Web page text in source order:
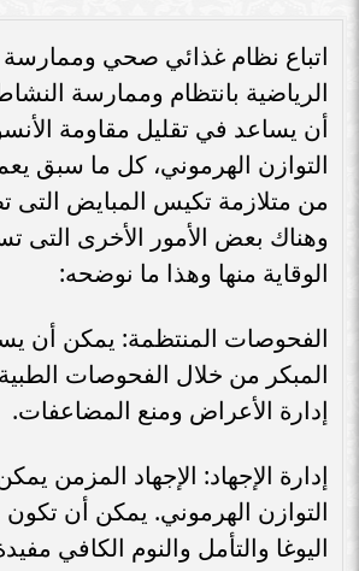
اتباع نظام غذائي صحي وممارسة
الرياضية بانتظام وممارسة
أن يساعد في تقليل مقاومة
التوازن الهرموني، كل ما سبق
من متلازمة تكيس المبايض
وهناك بعض الأمور الأخرى التى
الوقاية منها وهذا ما نوضحه:
الفحوصات المنتظمة: يمكن أن
المبكر من خلال الفحوصات
إدارة الأعراض ومنع المضاعفات.
إدارة الإجهاد: الإجهاد المزمن
التوازن الهرموني. يمكن أن
اليوغا والتأمل والنوم الكافي